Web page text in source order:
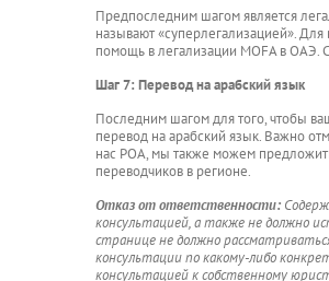
Предпоследним шагом является
называют «суперлегализацией».
помощь в легализации MOFA в ОАЭ.
Шаг 7: Перевод на арабский язык
Последним шагом для того, чтобы
перевод на арабский язык. Важно
нас POA, мы также можем
переводчиков в регионе.
Отказ от ответственности:
консультацией, а также не должно
странице не должно
консультации по какому-либо
консультацией к собственному